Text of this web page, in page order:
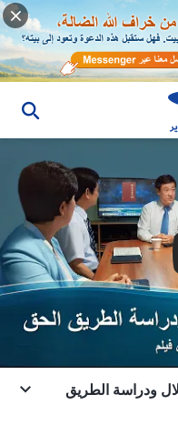
ودراسة الطريق